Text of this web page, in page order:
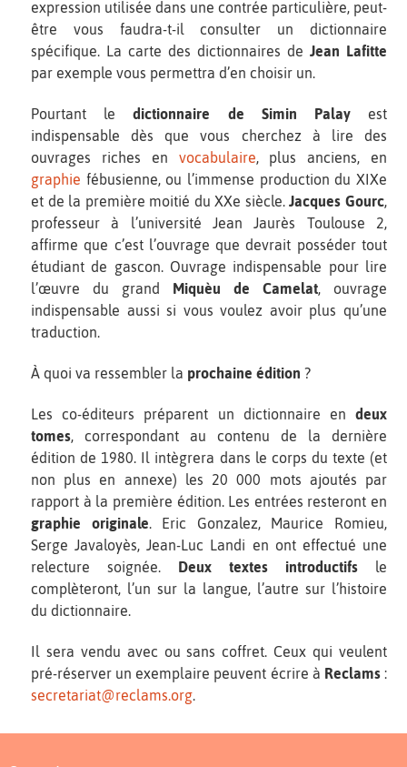
expression utilisée dans une contrée particulière, peut-
être vous faudra-t-il consulter un dictionnaire
spécifique. La carte des dictionnaires de Jean Lafitte
par exemple vous permettra d’en choisir un.
Pourtant ledictionnaire de Simin Palayest
indispensable dès que vous cherchez à lire des
ouvrages riches en vocabulaire, plus anciens, en
graphie fébusienne, ou l’immense production du XIXe
et de la première moitié du XXe siècle.Jacques Gourc,
professeur à l’université Jean Jaurès Toulouse 2,
affirme que c’est l’ouvrage que devrait posséder tout
étudiant de gascon. Ouvrage indispensable pour lire
l’œuvre du grand Miquèu de Camelat, ouvrage
indispensable aussi si vous voulez avoir plus qu’une
traduction.
À quoi va ressembler la prochaine édition ?
Les co-éditeurs préparent un dictionnaire en deux
tomes, correspondant au contenu de la dernière
édition de 1980. Il intègrera dans le corps du texte (et
non plus en annexe) les 20 000 mots ajoutés par
rapport à la première édition. Les entrées resteront en
graphie originale. Eric Gonzalez, Maurice Romieu,
Serge Javaloyès, Jean-Luc Landi en ont effectué une
relecture soignée. Deux textes introductifs le
complèteront, l’un sur la langue, l’autre sur l’histoire
du dictionnaire.
Il sera vendu avec ou sans coffret. Ceux qui veulent
pré-réserver un exemplaire peuvent écrire à Reclams:
secretariat@reclams.org.